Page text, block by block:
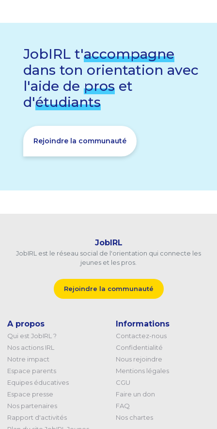
JobIRL t'accompagne
dans ton orientation avec
l'aide de pros et
d'étudiants
Rejoindre la communauté
JobIRL
JobIRL est le réseau social de l'orientation qui connecte les
jeunes et les pros.
Rejoindre la communauté
A propos
Qui est JobIRL ?
Nos actions IRL
Notre impact
Espace parents
Equipes éducatives
Espace presse
Nos partenaires
Rapport d'activités
Informations
Contactez-nous
Confidentialité
Nous rejoindre
Mentions légales
CGU
Faire un don
FAQ
Nos chartes